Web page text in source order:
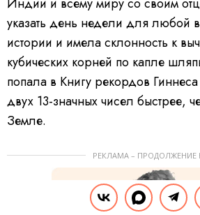
указать день недели для любой
истории и имела склонность к
кубических корней по капле
попала в Книгу рекордов
двух 13-значных чисел быстрее,
Земле.
РЕКЛАМА – ПРОДОЛЖЕНИЕ